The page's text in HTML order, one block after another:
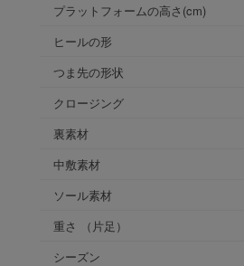
プラットフォームの高さ(cm)
ヒールの形
つま先の形状
クロージング
裏素材
中敷素材
ソール素材
重さ
（片足）
シーズン